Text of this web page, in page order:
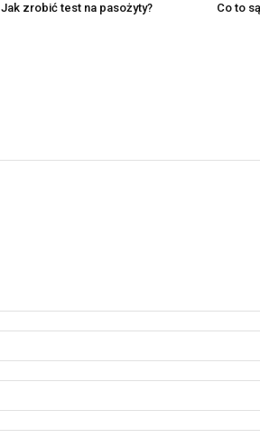
Jak zrobić test na pasożyty? Co to